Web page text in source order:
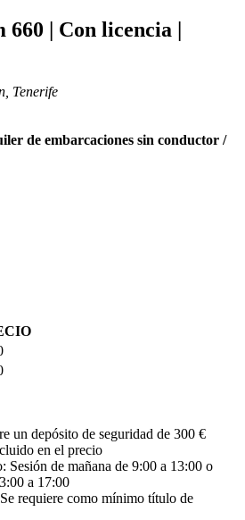
660 | Con licencia |
Tenerife
de embarcaciones sin conductor /
un depósito de seguridad de 300 €
en el precio
Sesión de mañana de 9:00 a 13:00 o
a 17:00
requiere como mínimo título de